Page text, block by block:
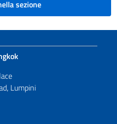
sezione
Lumpini